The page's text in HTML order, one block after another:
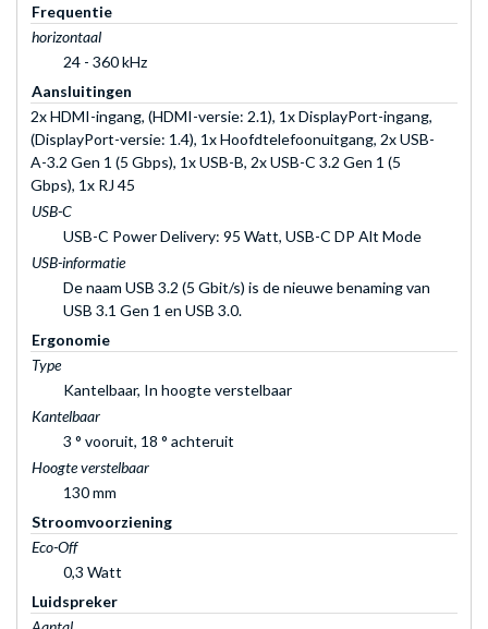
Frequentie
horizontaal
24 - 360 kHz
Aansluitingen
2x HDMI-ingang, (HDMI-versie: 2.1), 1x DisplayPort-ingang,
(DisplayPort-versie: 1.4), 1x Hoofdtelefoonuitgang, 2x USB-
A-3.2 Gen 1 (5 Gbps), 1x USB-B, 2x USB-C 3.2 Gen 1 (5
Gbps), 1x RJ 45
USB-C
USB-C Power Delivery: 95 Watt, USB-C DP Alt Mode
USB-informatie
De naam USB 3.2 (5 Gbit/s) is de nieuwe benaming van
USB 3.1 Gen 1 en USB 3.0.
Ergonomie
Type
Kantelbaar, In hoogte verstelbaar
Kantelbaar
3 ° vooruit, 18 ° achteruit
Hoogte verstelbaar
130 mm
Stroomvoorziening
Eco-Off
0,3 Watt
Luidspreker